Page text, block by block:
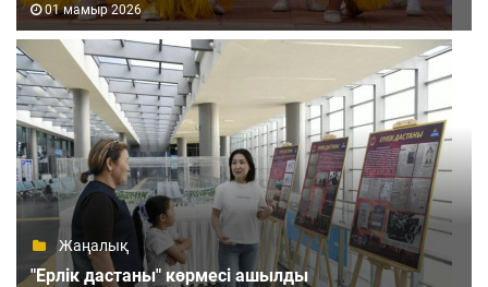
01 мамыр 2026
Жаңалық
"Ерлік дастаны" көрмесі ашылды